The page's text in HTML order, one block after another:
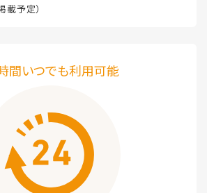
載予定）
間いつでも利用可能